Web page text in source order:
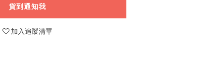
貨到通知我
加入追蹤清單